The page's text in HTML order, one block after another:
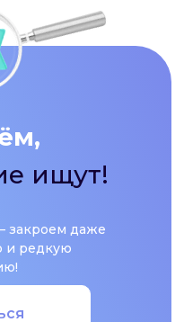
закроем даже
и редкую
ищут!